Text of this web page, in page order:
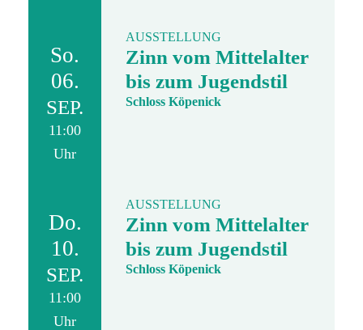
So.
06.
SEP.
11:00
Uhr
AUSSTELLUNG
Zinn vom Mittelalter
bis zum Jugendstil
Schloss Köpenick
Do.
10.
SEP.
11:00
Uhr
AUSSTELLUNG
Zinn vom Mittelalter
bis zum Jugendstil
Schloss Köpenick